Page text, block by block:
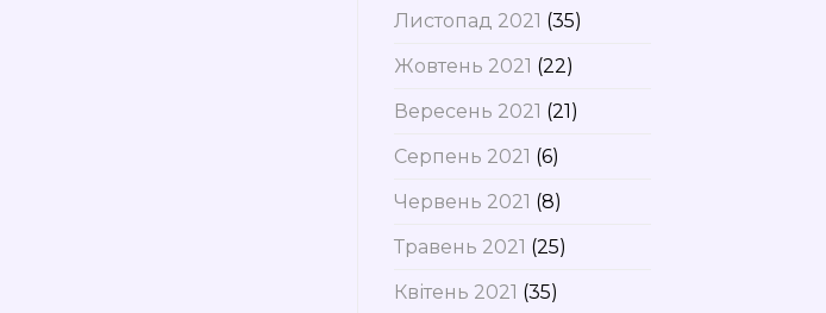
Листопад 2021 (35)
Жовтень 2021 (22)
Вересень 2021 (21)
Серпень 2021 (6)
Червень 2021 (8)
Травень 2021 (25)
Квітень 2021 (35)